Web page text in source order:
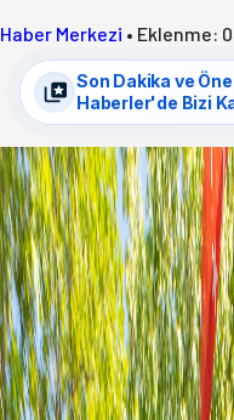
Haber Merkezi • Eklenme:
Son Dakika ve
Haberler'de Bizi